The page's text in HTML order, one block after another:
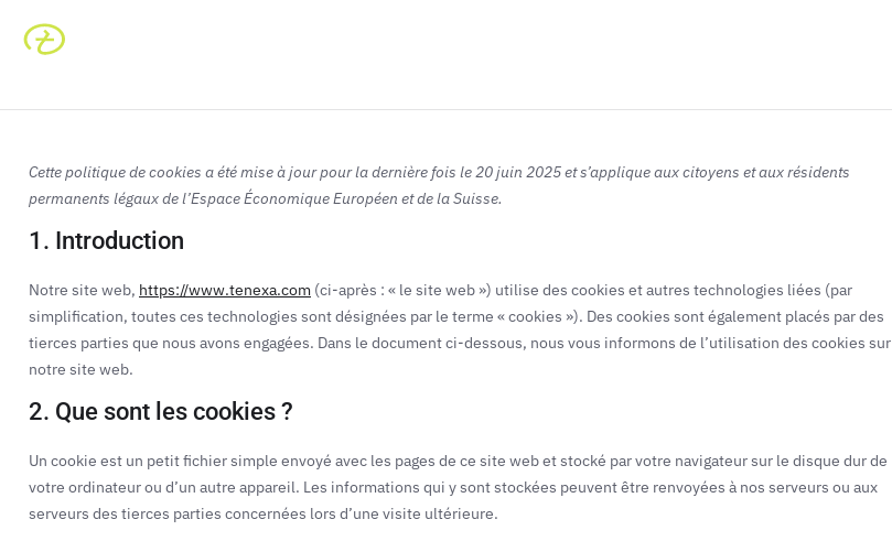
Cette politique de cookies a été mise à jour pour la dernière fois le 20 juin 2025 et s’applique aux citoyens et aux résidents
permanents légaux de l’Espace Économique Européen et de la Suisse.
1. Introduction
Notre site web, https://www.tenexa.com (ci-après : « le site web ») utilise des cookies et autres technologies liées (par
simplification, toutes ces technologies sont désignées par le terme « cookies »). Des cookies sont également placés par des
tierces parties que nous avons engagées. Dans le document ci-dessous, nous vous informons de l’utilisation des cookies sur
notre site web.
2. Que sont les cookies ?
Un cookie est un petit fichier simple envoyé avec les pages de ce site web et stocké par votre navigateur sur le disque dur de
votre ordinateur ou d’un autre appareil. Les informations qui y sont stockées peuvent être renvoyées à nos serveurs ou aux
serveurs des tierces parties concernées lors d’une visite ultérieure.